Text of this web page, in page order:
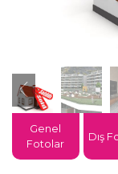
Genel
Fotolar
Dış